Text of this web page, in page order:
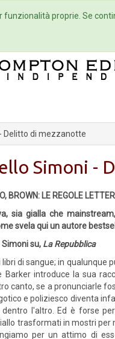
Eventi
Delitto di mezzanotte
Simoni -
BROWN: LE REGOLE
sia gialla che
svela qui un autore
Simoni su, La Repubblica
di sangue; in qualunque
Barker introduce la sua
canto, se a pronunciarle
e poliziesco diventa
dentro l'altro. Ed è forse
trasformati in mostri per
per un attimo di
proprie. Se